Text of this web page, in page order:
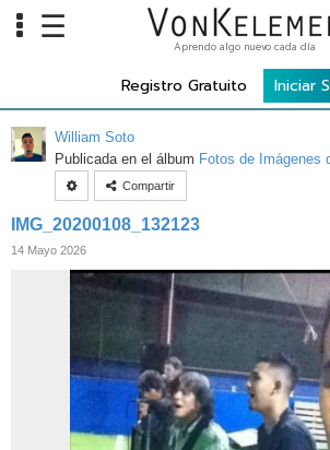
Cursos
Carreras
Costos
vLearn
☰ Aprendo algo nuevo cada día
Registro Gratuito Iniciar
William Soto
Publicada en el álbum Fotos de Imágenes
Compartir
IMG_20200108_132123
14 Mayo 2026